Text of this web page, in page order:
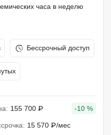
часа в неделю
Бессрочный доступ
155 700 ₽ -10 %
15 570 ₽/мес